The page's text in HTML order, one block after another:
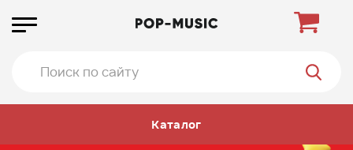
Каталог